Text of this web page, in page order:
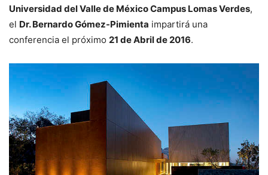
Universidad del Valle de México Campus Lomas Verdes,
el Dr. Bernardo Gómez-Pimienta impartirá una
conferencia el próximo 21 de Abril de 2016.